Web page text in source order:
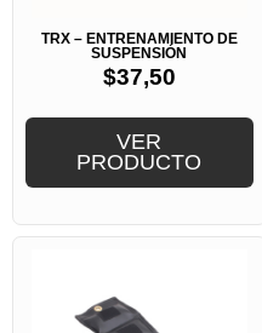
TRX – ENTRENAMIENTO DE
SUSPENSIÓN
$37,50
VER
PRODUCTO